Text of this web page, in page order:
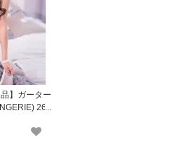
】ガーター
267